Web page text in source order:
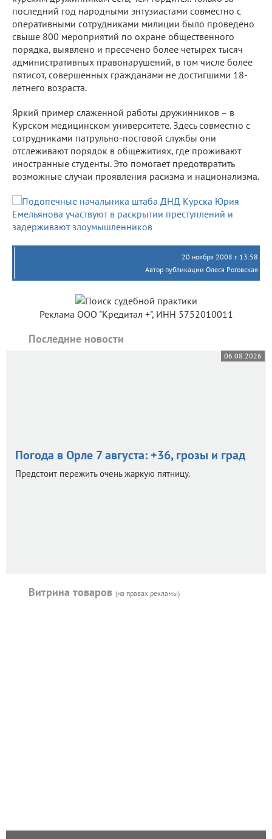
последний год народными энтузиастами совместно с
оперативными сотрудниками милиции было проведено
свыше 800 мероприятий по охране общественного
порядка, выявлено и пресечено более четырех тысяч
административных правонарушений, в том числе более
пятисот, совершенных гражданами не достигшими 18-
летнего возраста.
Яркий пример слаженной работы дружинников – в
Курском медицинском университете. Здесь совместно с
сотрудниками патрульно-постовой службы они
отслеживают порядок в общежитиях, где проживают
иностранные студенты. Это помогает предотвратить
возможные случаи проявления расизма и национализма.
20 ноября 2008 г. 13:58
Автор публикации Олеся Роговская
Реклама ООО "Кредитал +", ИНН 5752010011
Последние новости
06.08.2026
Погода в Орле 7 августа: +36, грозы и град
Предстоит пережить очень жаркую пятницу.
Витрина товаров (на правах рекламы)